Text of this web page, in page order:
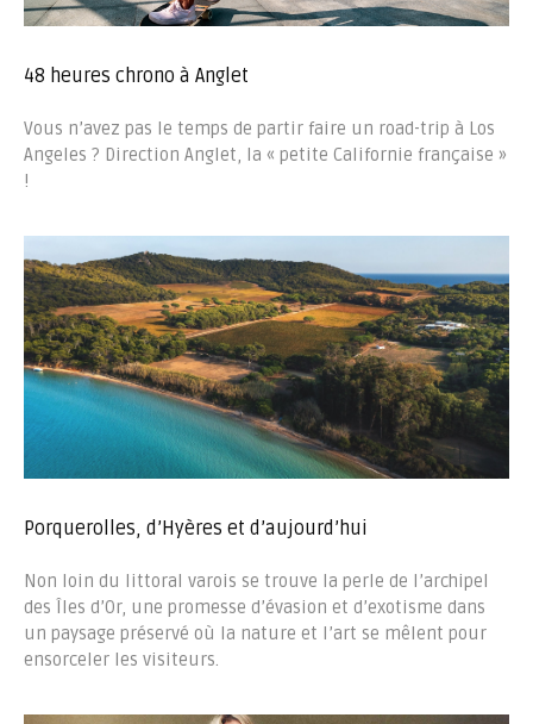
48 heures chrono à Anglet
Vous n’avez pas le temps de partir faire un road-trip à Los
Angeles ? Direction Anglet, la « petite Californie française »
!
Porquerolles, d’Hyères et d’aujourd’hui
Non loin du littoral varois se trouve la perle de l’archipel
des Îles d’Or, une promesse d’évasion et d’exotisme dans
un paysage préservé où la nature et l’art se mêlent pour
ensorceler les visiteurs.